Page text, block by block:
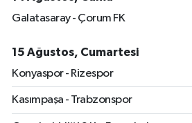
Galatasaray - Çorum FK
15 Ağustos, Cumartesi
Konyaspor - Rizespor
Kasımpaşa - Trabzonspor